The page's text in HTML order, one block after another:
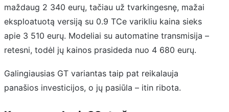
maždaug 2 340 eurų, tačiau už tvarkingesnę, mažai
eksploatuotą versiją su 0.9 TCe varikliu kaina sieks
apie 3 510 eurų. Modeliai su automatine transmisija –
retesni, todėl jų kainos prasideda nuo 4 680 eurų.
Galingiausias GT variantas taip pat reikalauja
panašios investicijos, o jų pasiūla – itin ribota.